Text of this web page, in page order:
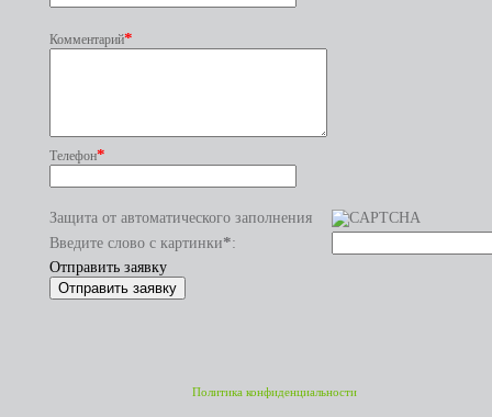
Комментарий*
Телефон*
Защита от автоматического заполнения
Введите слово с картинки*:
Отправить заявку
Политика конфиденциальности